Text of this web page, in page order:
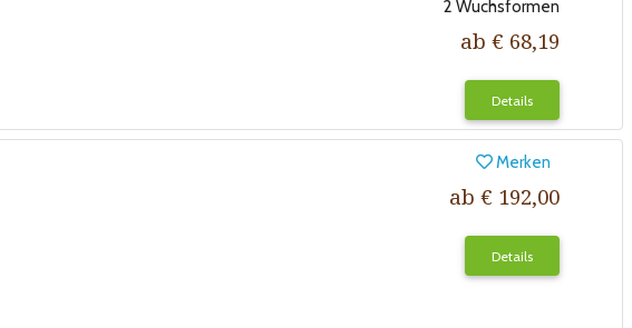
2 Wuchsformen
ab € 68,19
Details
Merken
ab € 192,00
Details